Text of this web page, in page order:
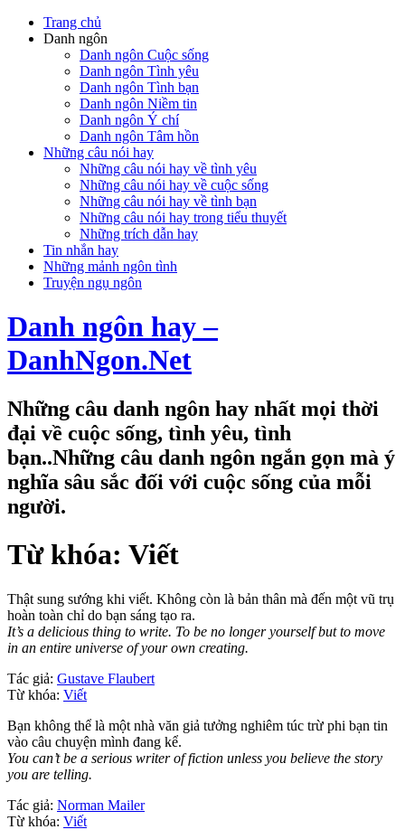
Trang chủ
Danh ngôn
Danh ngôn Cuộc sống
Danh ngôn Tình yêu
Danh ngôn Tình bạn
Danh ngôn Niềm tin
Danh ngôn Ý chí
Danh ngôn Tâm hồn
Những câu nói hay
Những câu nói hay về tình yêu
Những câu nói hay về cuộc sống
Những câu nói hay về tình bạn
Những câu nói hay trong tiểu thuyết
Những trích dẫn hay
Tin nhắn hay
Những mảnh ngôn tình
Truyện ngụ ngôn
Danh ngôn hay –
DanhNgon.Net
Những câu danh ngôn hay nhất mọi thời
đại về cuộc sống, tình yêu, tình
bạn..Những câu danh ngôn ngắn gọn mà ý
nghĩa sâu sắc đối với cuộc sống của mỗi
người.
Từ khóa: Viết
Thật sung sướng khi viết. Không còn là bản thân mà đến một vũ trụ
hoàn toàn chỉ do bạn sáng tạo ra.
It’s a delicious thing to write. To be no longer yourself but to move
in an entire universe of your own creating.
Tác giả: Gustave Flaubert
Từ khóa: Viết
Bạn không thể là một nhà văn giả tưởng nghiêm túc trừ phi bạn tin
vào câu chuyện mình đang kể.
You can’t be a serious writer of fiction unless you believe the story
you are telling.
Tác giả: Norman Mailer
Từ khóa: Viết